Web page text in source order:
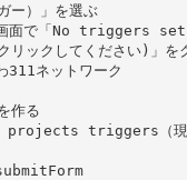
ー）」を選ぶ
面で「No triggers
リックしてください)」を
311ネットワーク
作る
triggers（現在の